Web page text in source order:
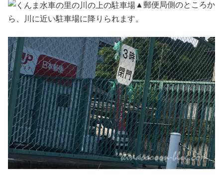
▲郵便局側のところか
ら、川に近い駐車場に降りられます。